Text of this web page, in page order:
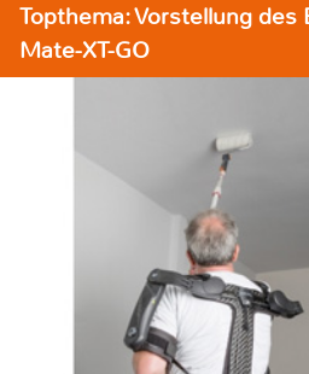
Topthema: Vorstellung des
Mate-XT-GO